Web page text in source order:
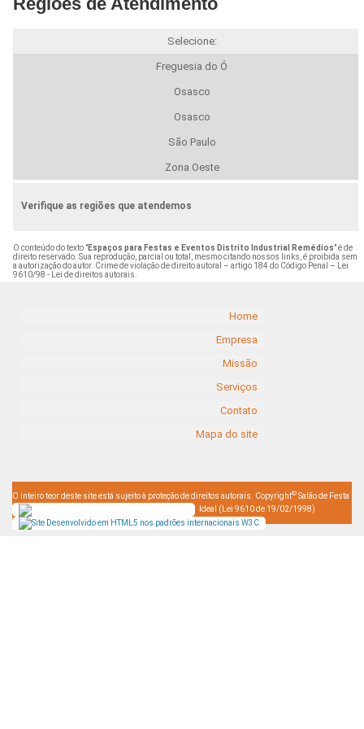
Selecione:
Freguesia do Ó
Osasco
Osasco
São Paulo
Zona Oeste
Verifique as regiões que atendemos
O conteúdo do texto "Espaços para Festas e Eventos Distrito Industrial Remédios" é de
direito reservado. Sua reprodução, parcial ou total, mesmo citando nossos links, é proibida sem
a autorização do autor. Crime de violação de direito autoral – artigo 184 do Código Penal –
Lei
9610/98 - Lei de direitos autorais
Home
Empresa
Missão
Serviços
Contato
Mapa do site
O inteiro teor deste site está sujeito à proteção de direitos autorais. Copyright© Salão de Festa
Ideal (Lei 9610 de 19/02/1998)